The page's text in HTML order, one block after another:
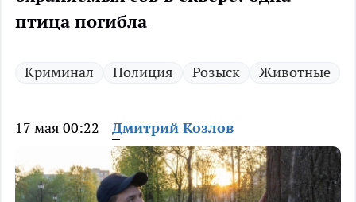
птица погибла
Криминал Полиция Розыск Животные
17 мая 00:22 Дмитрий Козлов